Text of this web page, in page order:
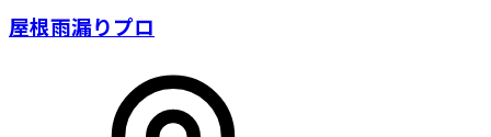
屋根雨漏りプロ